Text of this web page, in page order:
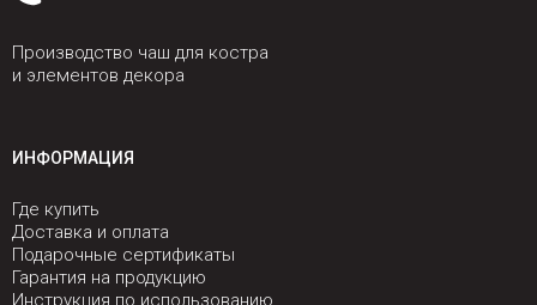
Производство чаш для костра
и элементов декора
ИНФОРМАЦИЯ
Где купить
Доставка и оплата
Подарочные сертификаты
Гарантия на продукцию
Инструкция по использованию